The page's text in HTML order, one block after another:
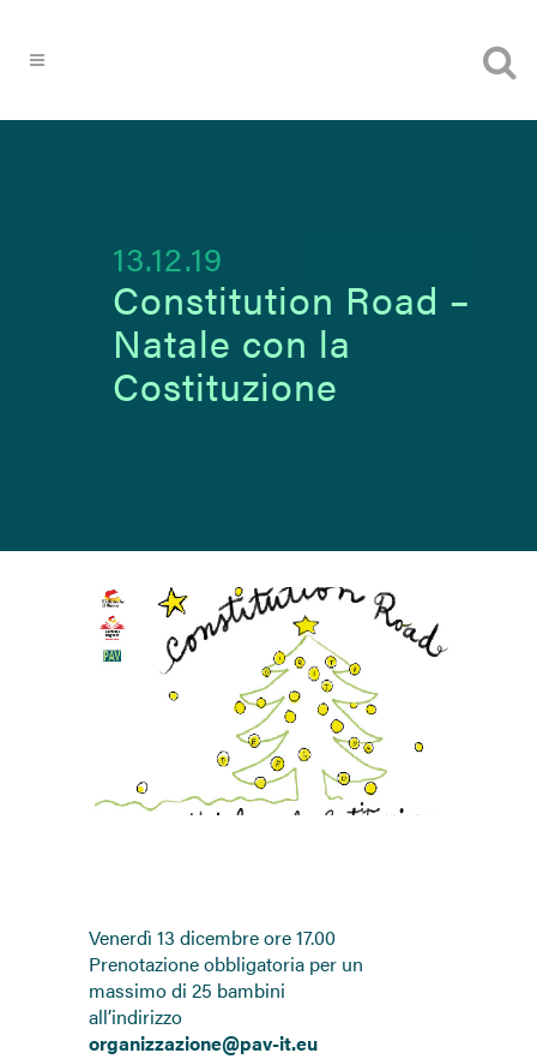
13.12.19
Constitution Road –
Natale con la
Costituzione
Venerdì 13 dicembre ore 17.00
Prenotazione obbligatoria per un
massimo di 25 bambini
all’indirizzo
organizzazione@pav-it.eu